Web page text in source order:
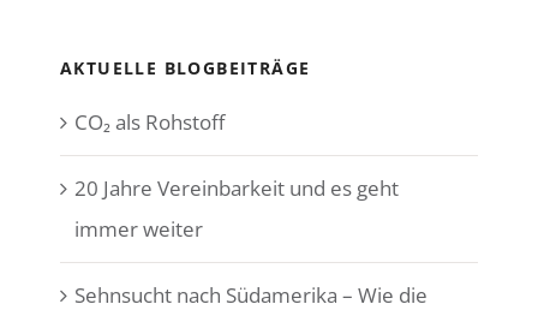
AKTUELLE BLOGBEITRÄGE
CO₂ als Rohstoff
20 Jahre Vereinbarkeit und es geht
immer weiter
Sehnsucht nach Südamerika – Wie die